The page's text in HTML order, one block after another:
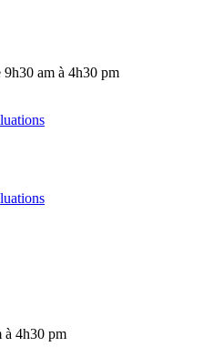
am à 4h30 pm
à 4h30 pm